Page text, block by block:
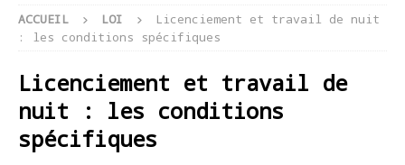
ACCUEIL LOI
Licenciement et travail de nuit
: les conditions spécifiques
Licenciement et travail de
nuit : les conditions
spécifiques